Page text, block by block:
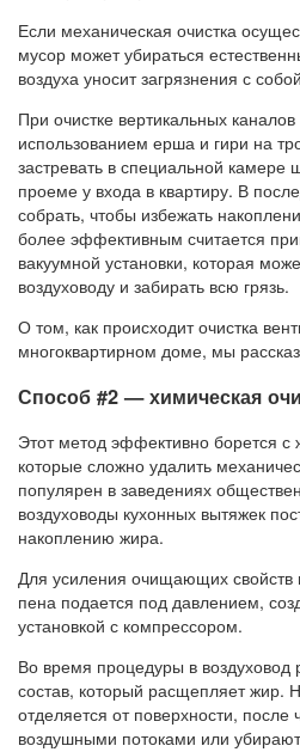
Если механическая очистка
мусор может убираться
воздуха уносит загрязнения с
При очистке вертикальных
использованием ерша и гири на
застревать в специальной камере
проеме у входа в квартиру. В
собрать, чтобы избежать
более эффективным считается
вакуумной установки, которая
воздуховоду и забирать всю грязь.
О том, как происходит очистка
многоквартирном доме, мы
Способ #2 — химическая
Этот метод эффективно борется
которые сложно удалить
популярен в заведениях
воздуховоды кухонных вытяжек
накоплению жира.
Для усиления очищающих
пена подается под давлением,
установкой с компрессором.
Во время процедуры в
состав, который расщепляет жир.
отделяется от поверхности, после
воздушными потоками или